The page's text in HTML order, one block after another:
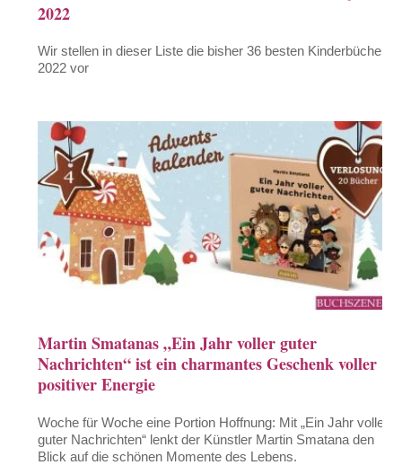
2022
Wir stellen in dieser Liste die bisher 36 besten Kinderbücher
2022 vor
Martin Smatanas „Ein Jahr voller guter
Nachrichten“ ist ein charmantes Geschenk voller
positiver Energie
Woche für Woche eine Portion Hoffnung: Mit „Ein Jahr voller
guter Nachrichten“ lenkt der Künstler Martin Smatana den
Blick auf die schönen Momente des Lebens.